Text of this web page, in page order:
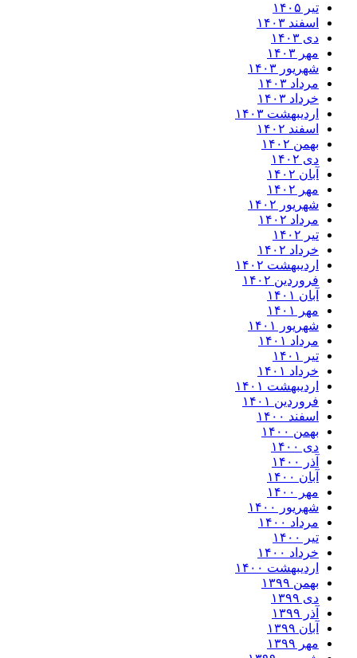
تیر ۱۴۰۵
اسفند ۱۴۰۳
دی ۱۴۰۳
مهر ۱۴۰۳
شهریور ۱۴۰۳
مرداد ۱۴۰۳
خرداد ۱۴۰۳
اردیبهشت ۱۴۰۳
اسفند ۱۴۰۲
بهمن ۱۴۰۲
دی ۱۴۰۲
آبان ۱۴۰۲
مهر ۱۴۰۲
شهریور ۱۴۰۲
مرداد ۱۴۰۲
تیر ۱۴۰۲
خرداد ۱۴۰۲
اردیبهشت ۱۴۰۲
فروردین ۱۴۰۲
آبان ۱۴۰۱
مهر ۱۴۰۱
شهریور ۱۴۰۱
مرداد ۱۴۰۱
تیر ۱۴۰۱
خرداد ۱۴۰۱
اردیبهشت ۱۴۰۱
فروردین ۱۴۰۱
اسفند ۱۴۰۰
بهمن ۱۴۰۰
دی ۱۴۰۰
آذر ۱۴۰۰
آبان ۱۴۰۰
مهر ۱۴۰۰
شهریور ۱۴۰۰
مرداد ۱۴۰۰
تیر ۱۴۰۰
خرداد ۱۴۰۰
اردیبهشت ۱۴۰۰
بهمن ۱۳۹۹
دی ۱۳۹۹
آذر ۱۳۹۹
آبان ۱۳۹۹
مهر ۱۳۹۹